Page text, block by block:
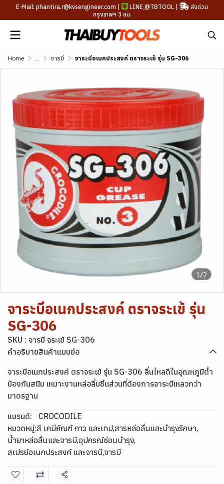
E-Mail: phantira.r@kvsengineer.com | LINE @TBTOOL |
ส่งด่วน
กรุงเทพฯ 3 ชม.
Home ... จารบี จาระบีอเนกประสงค์ ตราจระเข้ รุ่น SG-306
1/2
จาระบีอเนกประสงค์ ตราจระเข้ รุ่น
SG-306
SKU : จารบี จระเข้ SG-306
คำอธิบายสินค้าแบบย่อ
จาระบีอเนกประสงค์ ตราจระเข้ รุ่น SG-306 ลื่นไหลดีในอุณหภูมิต่ำ
ป้องกันสนิม เหมาะงานหล่อลื่นชิ้นส่วนที่ต้องการจาระบีเหลวกว่า
มาตรฐาน
แบรนด์:
CROCODILE
หมวดหมู่:สี เคมีภัณฑ์ กาว และเทป,สารหล่อลื่นและบำรุงรักษา,
น้ำยาหล่อลื่นและจารบี,อุปกรณ์ซ่อมบำรุง,
สเปรย์อเนกประสงค์ และจารบี,จารบี
แชร์